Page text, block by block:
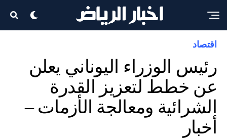
اقتصاد
رئيس الوزراء اليوناني يعلن
عن خطط لتعزيز القدرة
الشرائية ومعالجة الأزمات –
أخبار